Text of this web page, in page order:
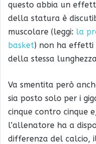
questo abbia un
della statura è
muscolare (leggi: la
basket) non ha effetti
della stessa
Va smentita però
sia posto solo per i
cinque contro cinque
l’allenatore ha a
differenza del calcio,